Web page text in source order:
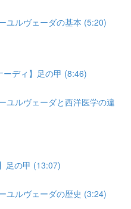
ユルヴェーダの基本 (5:20)
ーディ】足の甲 (8:46)
ユルヴェーダと西洋医学の違
足の甲 (13:07)
ユルヴェーダの歴史 (3:24)